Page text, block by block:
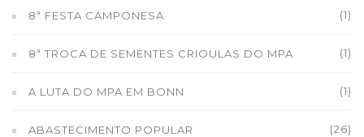
8ª FESTA CAMPONESA (1)
8ª TROCA DE SEMENTES CRIOULAS DO MPA (1)
A LUTA DO MPA EM BONN (1)
ABASTECIMENTO POPULAR (26)